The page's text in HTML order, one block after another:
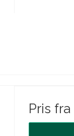
Pris fra